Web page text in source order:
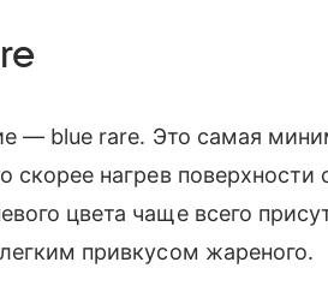
— blue rare. Это самая
скорее нагрев
цвета чаще всего
привкусом жареного.